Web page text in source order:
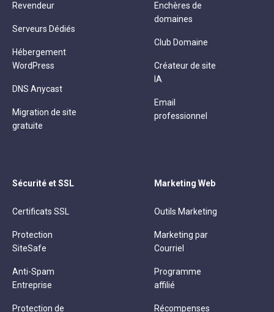
Revendeur
Serveurs Dédiés
Hébergement
WordPress
DNS Anycast
Migration de site
gratuite
Enchères de
domaines
Club Domaine
Créateur de site
IA
Email
professionnel
Sécurité et SSL
Certificats SSL
Protection
SiteSafe
Anti-Spam
Entreprise
Protection de
Marketing Web
Outils Marketing
Marketing par
Courriel
Programme
affilié
Récompenses